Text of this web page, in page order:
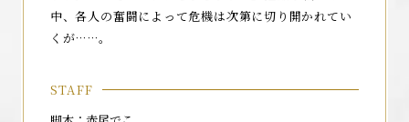
中、各人の奮闘によって危機は次第に切り開かれてい
くが……。
STAFF
INTRODUCTION